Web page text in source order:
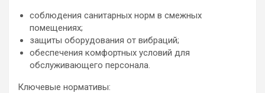
соблюдения санитарных норм в смежных
помещениях;
защиты оборудования от вибраций;
обеспечения комфортных условий для
обслуживающего персонала.
Ключевые нормативы: